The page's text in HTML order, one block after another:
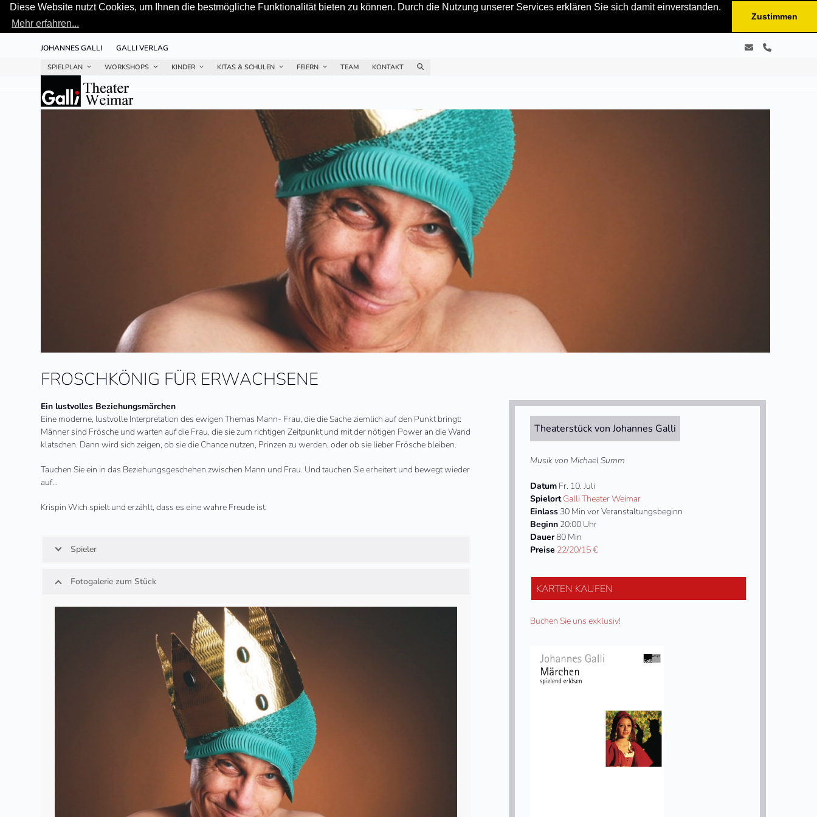
Diese Website nutzt Cookies, um Ihnen die bestmögliche Funktionalität bieten zu können. Durch die Nutzung unserer Services erklären Sie sich damit einverstanden.
Mehr erfahren...
Zustimmen
JOHANNES GALLI GALLI VERLAG E- Telefon
SPIELPLAN WORKSHOPS KINDER KITAS & SCHULEN FEIERN TEAM KONTAKT
FROSCHKÖNIG FÜR ERWACHSENE
Ein lustvolles Beziehungsmärchen
Eine moderne, lustvolle Interpretation des ewigen Themas Mann- Frau, die die Sache ziemlich auf den Punkt bringt:
Männer sind Frösche und warten auf die Frau, die sie zum richtigen Zeitpunkt und mit der nötigen Power an die Wand
klatschen. Dann wird sich zeigen, ob sie die Chance nutzen, Prinzen zu werden, oder ob sie lieber Frösche bleiben.
Tauchen Sie ein in das Beziehungsgeschehen zwischen Mann und Frau. Und tauchen Sie erheitert und bewegt wieder
auf…
Krispin Wich spielt und erzählt, dass es eine wahre Freude ist.
Spieler
Fotogalerie zum Stück
Theaterstück von Johannes Galli
Musik von Michael Summ
Datum Fr. 10. Juli
Spielort Galli Theater Weimar
Einlass 30 Min vor Veranstaltungsbeginn
Beginn 20:00 Uhr
Dauer80 Min
Preise 22/20/15 €
KARTEN KAUFEN
Buchen Sie uns exklusiv!